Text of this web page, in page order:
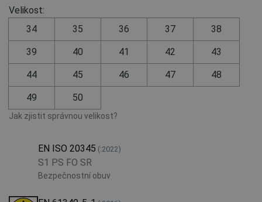
Velikost:
34
35 36 37 38
39 40 41 42 43
44 45 46 47 48
49 50
Jak zjistit správnou velikost?
EN ISO 20345 (:2022)
S1 PS FO SR
Bezpečnostní obuv